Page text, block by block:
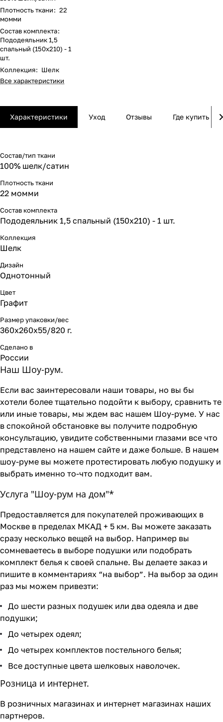
Плотность ткани: 22
момми
Состав комплекта:
Пододеяльник 1,5
спальный (150х210) - 1
шт.
Коллекция: Шелк
Все характеристики
Характеристики Уход Отзывы Где купить
Состав/тип ткани
100% шелк/сатин
Плотность ткани
22 момми
Состав комплекта
Пододеяльник 1,5 спальный (150х210) - 1 шт.
Коллекция
Шелк
Дизайн
Однотонный
Цвет
Графит
Размер упаковки/вес
360х260х55/820 г.
Сделано в
России
Наш Шоу-рум.
Если вас заинтересовали наши товары, но вы бы
хотели более тщательно подойти к выбору, сравнить те
или иные товары, мы ждем вас нашем Шоу-руме. У нас
в спокойной обстановке вы получите подробную
консультацию, увидите собственными глазами все что
представлено на нашем сайте и даже больше. В нашем
шоу-руме вы можете протестировать любую подушку и
выбрать именно то-что подходит вам.
Услуга "Шоу-рум на дом"*
Предоставляется для покупателей проживающих в
Москве в пределах МКАД + 5 км. Вы можете заказать
сразу несколько вещей на выбор. Например вы
сомневаетесь в выборе подушки или подобрать
комплект белья к своей спальне. Вы делаете заказ и
пишите в комментариях “на выбор”. На выбор за один
раз мы можем привезти:
До шести разных подушек или два одеяла и две
подушки;
До четырех одеял;
До четырех комплектов постельного белья;
Все доступные цвета шелковых наволочек.
Розница и интернет.
В розничных магазинах и интернет магазинах наших
партнеров.